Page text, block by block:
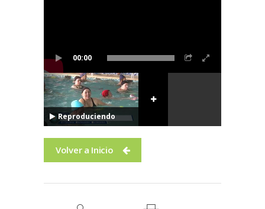
00:00
Reproduciendo
Volver a Inicio